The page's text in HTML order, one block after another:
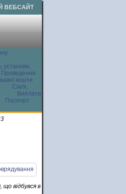
ВЕБСАЙТ
установи,
Проведення
кошти
Сім'я,
Виплати
Паспорт
що відбувся в